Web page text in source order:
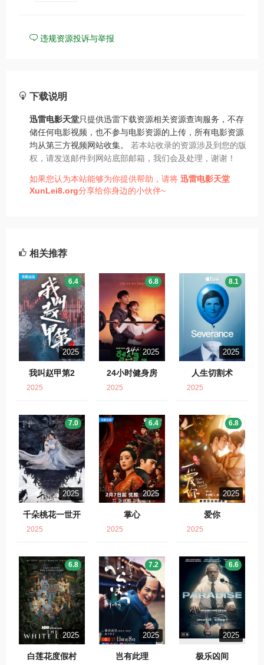
违规资源投诉与举报
下载说明
迅雷电影天堂只提供迅雷下载资源相关资源查询服务，不存
储任何电影视频，也不参与电影资源的上传，所有电影资源
均从第三方视频网站收集。 若本站收录的资源涉及到您的版
权，请发送邮件到网站底部邮箱，我们会及处理，谢谢！
如果您认为本站能够为你提供帮助，请将 迅雷电影天堂
XunLei8.org分享给你身边的小伙伴~
相关推荐
2025
我叫赵甲第2
6.4
2025
2025
24小时健身房
6.8
2025
2025
人生切割术
8.1
2025
2025
千朵桃花一世开
7.0
2025
2025
掌心
6.4
2025
2025
爱你
6.8
2025
2025
白莲花度假村
6.8
2025
岂有此理
7.2
2025
极乐凶间
6.6